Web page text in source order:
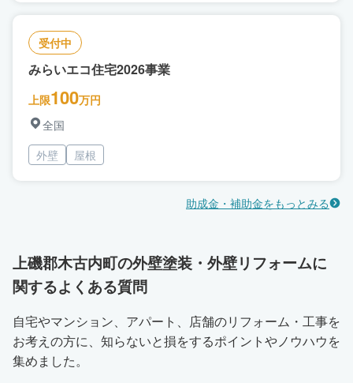
受付中
みらいエコ住宅2026事業
上限100万円
全国
外壁
屋根
助成金・補助金をもっとみる
上磯郡木古内町の外壁塗装・外壁リフォームに
関するよくある質問
自宅やマンション、アパート、店舗のリフォーム・工事を
お考えの方に、知らないと損をするポイントやノウハウを
集めました。